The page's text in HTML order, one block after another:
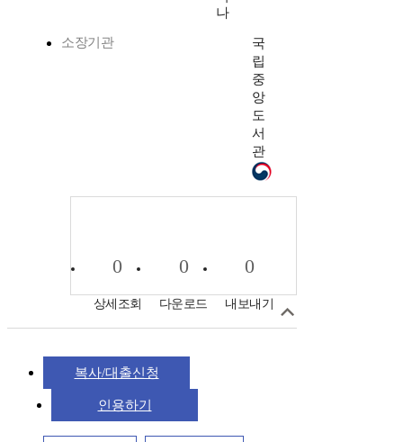
나
소장기관
국
립
중
앙
도
서
관
0
상세조회
0
다운로드
0
내보내기
복사/대출신청
인용하기